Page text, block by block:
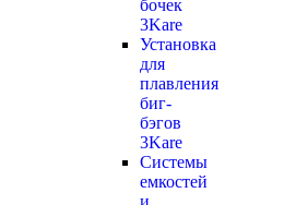
бочек
3Kare
Установка
для
плавления
биг-
бэгов
3Kare
Системы
емкостей
и